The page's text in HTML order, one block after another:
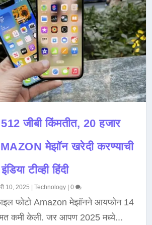
जीबी किंमतीत, 20 हजार
मेझॉन खरेदी करण्याची
टीव्ही हिंदी
10, 2025 |Technology |0
फोटो Amazon मेझॉनने आयफोन 14
कमी केली. जर आपण 2025 मध्ये...